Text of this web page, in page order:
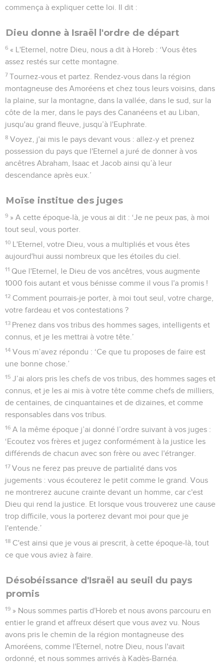
commença à expliquer cette loi. Il dit :
Dieu donne à Israël l'ordre de départ
6 « L'Eternel, notre Dieu, nous a dit à Horeb : ‘Vous êtes
assez restés sur cette montagne.
7 Tournez-vous et partez. Rendez-vous dans la région
montagneuse des Amoréens et chez tous leurs voisins, dans
la plaine, sur la montagne, dans la vallée, dans le sud, sur la
côte de la mer, dans le pays des Cananéens et au Liban,
jusqu'au grand fleuve, jusqu’à l'Euphrate.
8 Voyez, j'ai mis le pays devant vous : allez-y et prenez
possession du pays que l'Eternel a juré de donner à vos
ancêtres Abraham, Isaac et Jacob ainsi qu’à leur
descendance après eux.’
Moïse institue des juges
9 » A cette époque-là, je vous ai dit : ‘Je ne peux pas, à moi
tout seul, vous porter.
10 L'Eternel, votre Dieu, vous a multipliés et vous êtes
aujourd'hui aussi nombreux que les étoiles du ciel.
11 Que l'Eternel, le Dieu de vos ancêtres, vous augmente
1000 fois autant et vous bénisse comme il vous l'a promis !
12 Comment pourrais-je porter, à moi tout seul, votre charge,
votre fardeau et vos contestations ?
13 Prenez dans vos tribus des hommes sages, intelligents et
connus, et je les mettrai à votre tête.’
14 Vous m’avez répondu : ‘Ce que tu proposes de faire est
une bonne chose.’
15 J’ai alors pris les chefs de vos tribus, des hommes sages et
connus, et je les ai mis à votre tête comme chefs de milliers,
de centaines, de cinquantaines et de dizaines, et comme
responsables dans vos tribus.
16 A la même époque j’ai donné l’ordre suivant à vos juges :
‘Ecoutez vos frères et jugez conformément à la justice les
différends de chacun avec son frère ou avec l'étranger.
17 Vous ne ferez pas preuve de partialité dans vos
jugements : vous écouterez le petit comme le grand. Vous
ne montrerez aucune crainte devant un homme, car c'est
Dieu qui rend la justice. Et lorsque vous trouverez une cause
trop difficile, vous la porterez devant moi pour que je
l'entende.’
18 C'est ainsi que je vous ai prescrit, à cette époque-là, tout
ce que vous aviez à faire.
Désobéissance d'Israël au seuil du pays
promis
19 » Nous sommes partis d'Horeb et nous avons parcouru en
entier le grand et affreux désert que vous avez vu. Nous
avons pris le chemin de la région montagneuse des
Amoréens, comme l'Eternel, notre Dieu, nous l'avait
ordonné, et nous sommes arrivés à Kadès-Barnéa.